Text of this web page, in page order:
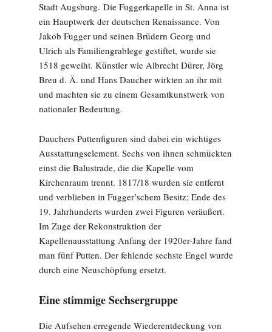
Stadt Augsburg. Die Fuggerkapelle in St. Anna ist
ein Hauptwerk der deutschen Renaissance. Von
Jakob Fugger und seinen Brüdern Georg und
Ulrich als Familiengrablege gestiftet, wurde sie
1518 geweiht. Künstler wie Albrecht Dürer, Jörg
Breu d. Ä. und Hans Daucher wirkten an ihr mit
und machten sie zu einem Gesamtkunstwerk von
nationaler Bedeutung.
Dauchers Puttenfiguren sind dabei ein wichtiges
Ausstattungselement. Sechs von ihnen schmückten
einst die Balustrade, die die Kapelle vom
Kirchenraum trennt. 1817/18 wurden sie entfernt
und verblieben in Fugger’schem Besitz; Ende des
19. Jahrhunderts wurden zwei Figuren veräußert.
Im Zuge der Rekonstruktion der
Kapellenausstattung Anfang der 1920er-Jahre fand
man fünf Putten. Der fehlende sechste Engel wurde
durch eine Neuschöpfung ersetzt.
Eine stimmige Sechsergruppe
Die Aufsehen erregende Wiederentdeckung von